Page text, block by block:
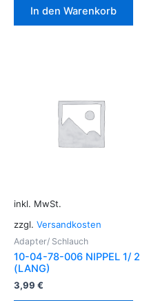
In den Warenkorb
inkl. MwSt.
zzgl. Versandkosten
Adapter/ Schlauch
10-04-78-006 NIPPEL 1/ 2
(LANG)
3,99 €